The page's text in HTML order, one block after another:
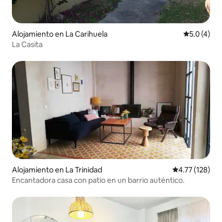
Alojamiento en La Carihuela
5.0 (4)
La Casita
Alojamiento en La Trinidad Calificación
4.77 (128)
Encantadora casa con patio en un barrio auténtico.